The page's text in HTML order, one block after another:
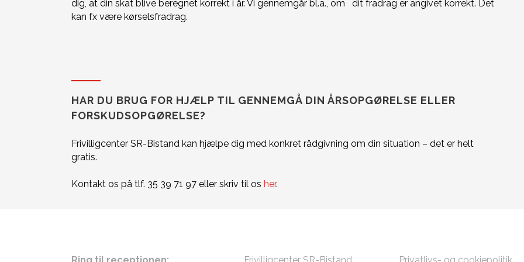
dig, at din skat blive beregnet korrekt i år. Vi gennemgår bl.a., om dit fradrag er angivet korrekt. Det
kan fx være kørselsfradrag.
HAR DU BRUG FOR HJÆLP TIL GENNEMGÅ DIN ÅRSOPGØRELSE ELLER
FORSKUDSOPGØRELSE?
Frivilligcenter SR-Bistand kan hjælpe dig med konkret rådgivning om din situation – det er helt
gratis.
Kontakt os på tlf. 35 39 71 97 eller skriv til os her.